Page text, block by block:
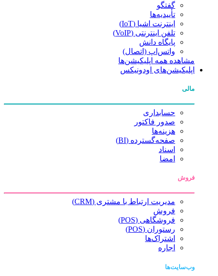
گفتگو
تأییدیه‌ها
اینترنت اشیا (IoT)
تلفن اینترنتی (VoIP)
پایگاه دانش
واتس‌اپ (اتصال)
مشاهده همه اپلیکیشن‌ها
اپلیکیشن‌های اودونیکس
مالی
حسابداری
صدور فاکتور
هزینه‌ها
صفحه‌گسترده (BI)
اسناد
امضا
فروش
مدیریت ارتباط با مشتری (CRM)
فروش
فروشگاهی (POS)
رستوران (POS)
اشتراک‌ها
اجاره
وب‌سایت‌ها